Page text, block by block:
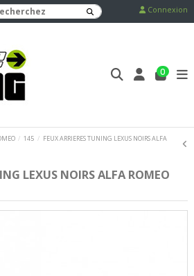
Connexion
0
145
FEUX ARRIERES TUNING LEXUS NOIRS ALFA
LEXUS NOIRS ALFA ROMEO